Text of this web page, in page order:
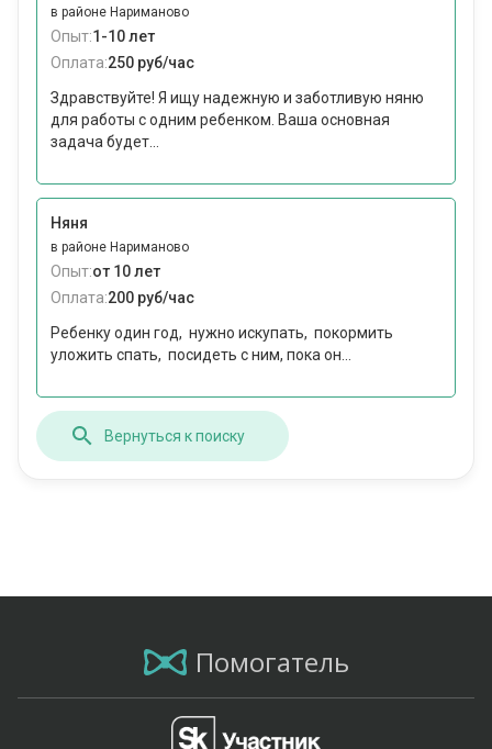
в районе Нариманово
Опыт:1-10 лет
Оплата:250 руб/час
Здравствуйте! Я ищу надежную и заботливую няню
для работы с одним ребенком. Ваша основная
задача будет...
Няня
в районе Нариманово
Опыт:от 10 лет
Оплата:200 руб/час
Ребенку один год, нужно искупать, покормить
уложить спать, посидеть с ним, пока он...
Вернуться к поиску
Помогатель